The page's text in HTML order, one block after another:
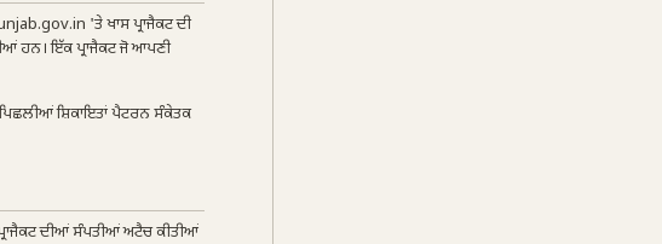
'ਤੇ ਖਾਸ ਪ੍ਰਾਜੈਕਟ ਦੀ
ਹਨ। ਇੱਕ ਪ੍ਰਾਜੈਕਟ ਜੋ ਆਪਣੀ
ਸ਼ਿਕਾਇਤਾਂ ਪੈਟਰਨ ਸੰਕੇਤਕ
ਦੀਆਂ ਸੰਪਤੀਆਂ ਅਟੈਚ ਕੀਤੀਆਂ